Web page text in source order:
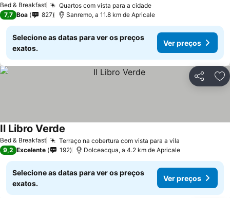
Bed & Breakfast Quartos com vista para a cidade
7,7 Boa 827 Sanremo, a 11.8 km de Apricale
Selecione as datas para ver os preços
exatos.
Ver preços
Partilhar
Bed & Breakfast Terraço na cobertura com vista para a vila
Il Libro Verde
9,2 Excelente 192 Dolceacqua, a 4.2 km de Apricale
Selecione as datas para ver os preços
exatos.
Ver preços